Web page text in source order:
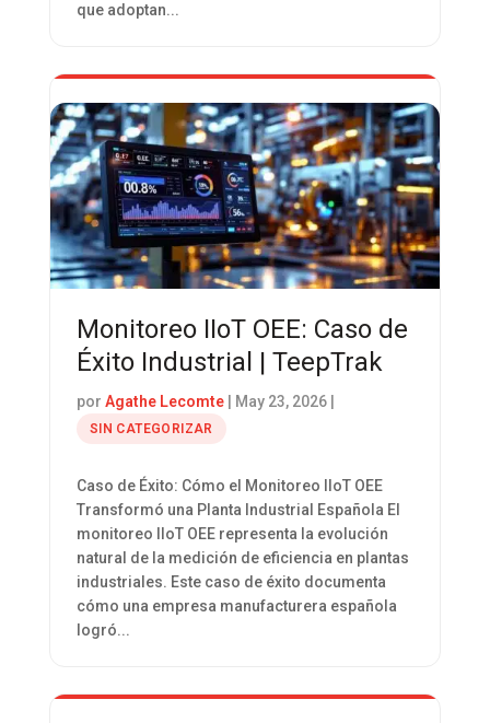
que adoptan...
Monitoreo IIoT OEE: Caso de
Éxito Industrial | TeepTrak
por Agathe Lecomte| May 23, 2026|
SIN CATEGORIZAR
Caso de Éxito: Cómo el Monitoreo IIoT OEE
Transformó una Planta Industrial Española El
monitoreo IIoT OEE representa la evolución
natural de la medición de eficiencia en plantas
industriales. Este caso de éxito documenta
cómo una empresa manufacturera española
logró...